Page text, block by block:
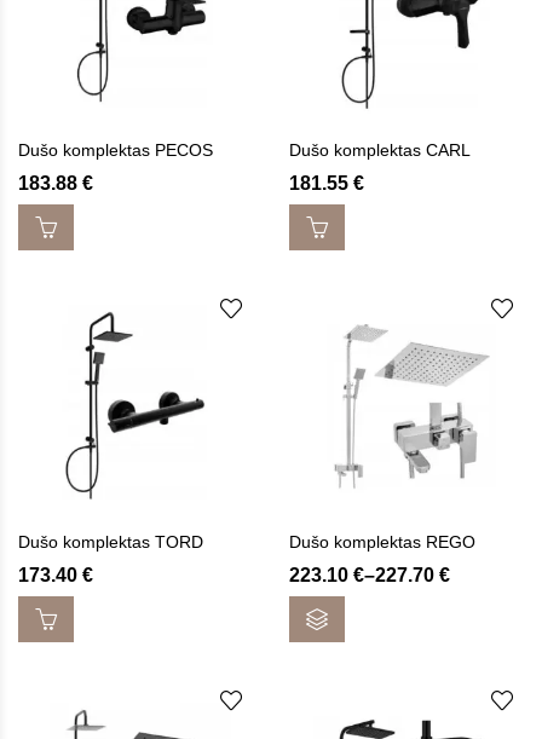
Dušo komplektas PECOS
183.88 €
Dušo komplektas CARL
181.55 €
Dušo komplektas TORD
173.40 €
Dušo komplektas REGO
223.10 €–227.70 €Price
227.70 €